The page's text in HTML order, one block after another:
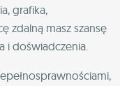
grafika,
zdalną masz szansę
i doświadczenia.